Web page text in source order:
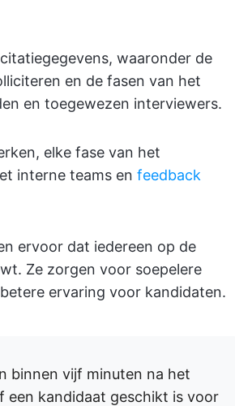
waaronder de
en de fasen van het
en toegewezen interviewers.
elke fase van het
interne teams en feedback
ervoor dat iedereen op de
Ze zorgen voor soepelere
ervaring voor kandidaten.
binnen vijf minuten na het
een kandidaat geschikt is voor